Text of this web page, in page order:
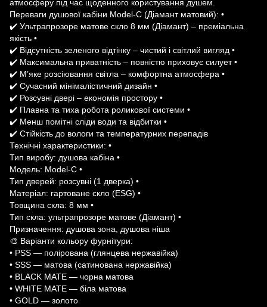
атмосферу під час щоденного користування душем.
Переваги душової кабіни Model-C (Діамант матовий): •
✔️ Ультрапрозоре матове скло 8 мм (Діамант) – преміальна
якість •
✔️ Відсутність зеленого відтінку – чистий і світлий вигляд •
✔️ Максимальна приватність – повністю приховує силует •
✔️ М’яке розсіювання світла – комфортна атмосфера •
✔️ Сучасний мінімалістичний дизайн •
✔️ Розсувні двері – економія простору •
✔️ Плавна та тиха робота роликової системи •
✔️ Менш помітні сліди води та відбитки •
✔️ Стійкість до вологи та температурних перепадів
Технічні характеристики: •
Тип виробу: душова кабіна •
Модель: Model-C •
Тип дверей: розсувні (1 дверка) •
Матеріал: гартоване скло (ESG) •
Товщина скла: 8 мм •
Тип скла: ультрапрозоре матове (Діамант) •
Призначення: душова зона, душова ніша
🎨 Варіанти кольору фурнітури:
• PSS — полірована (глянцева нержавійка)
• SSS — матова (сатинована нержавійка)
• BLACK MATE — чорна матова
• WHITE MATE — біла матова
• GOLD — золото